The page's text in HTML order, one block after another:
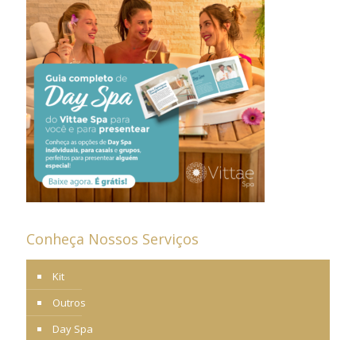
Conheça Nossos Serviços
Kit
Outros
Day Spa